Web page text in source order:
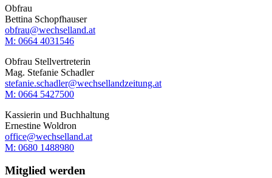
Obfrau
Bettina Schopfhauser
obfrau@wechselland.at
M: 0664 4031546
Obfrau Stellvertreterin
Mag. Stefanie Schadler
stefanie.schadler@wechsellandzeitung.at
M: ‭0664 5427500‬
Kassierin und Buchhaltung
Ernestine Woldron
office@wechselland.at
M: ‭0680 1488980‬
Mitglied werden